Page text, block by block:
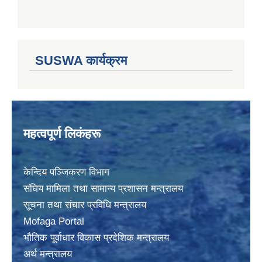
SUSWA कार्यक्रम
महत्वपूर्ण लिकंहरू
केन्दिय पञ्जिकरण विभाग
संघिय मामिला तथा सामान्य प्रशासन मन्त्रालय
सूचना तथा संचार प्रविधि मन्त्रालय
Mofaga Portal
भाैतिक पूर्वाधार विकास प्रदेशिक मन्त्रालय
अर्थ मन्त्रालय